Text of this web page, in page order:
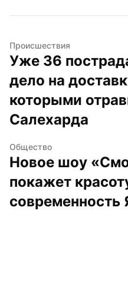
Происшествия
Уже 36
дело на
которыми
Салехарда
Общество
Новое шоу
покажет
современность